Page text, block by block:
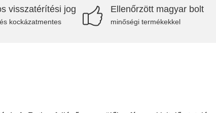
visszatérítési jog
kockázatmentes
Ellenőrzött magyar bolt
minőségi termékekkel